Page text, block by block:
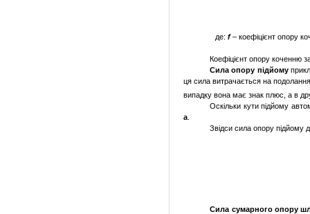
де: f – коефіцієнт опору
Коефіцієнт опору коченню
Сила опору підйому
ця сила витра­чається на
випадку вона має знак плюс, а в
Оскільки кути підйому
a
Звідси си­ла опору підйому
Сила сумарного опору